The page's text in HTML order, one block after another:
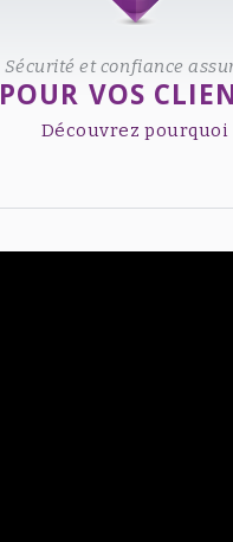
Available on
Sécurité et confiance
POUR VOS
Découvrez pourquoi